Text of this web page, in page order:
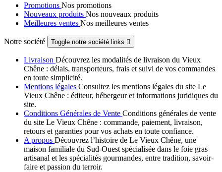
Promotions Nos promotions
Nouveaux produits Nos nouveaux produits
Meilleures ventes Nos meilleures ventes
Notre société Toggle notre société links 
Livraison Découvrez les modalités de livraison du Vieux
Chêne : délais, transporteurs, frais et suivi de vos commandes
en toute simplicité.
Mentions légales Consultez les mentions légales du site Le
Vieux Chêne : éditeur, hébergeur et informations juridiques du
site.
Conditions Générales de Vente Conditions générales de vente
du site Le Vieux Chêne : commande, paiement, livraison,
retours et garanties pour vos achats en toute confiance.
A propos Découvrez l’histoire de Le Vieux Chêne, une
maison familiale du Sud-Ouest spécialisée dans le foie gras
artisanal et les spécialités gourmandes, entre tradition, savoir-
faire et passion du terroir.